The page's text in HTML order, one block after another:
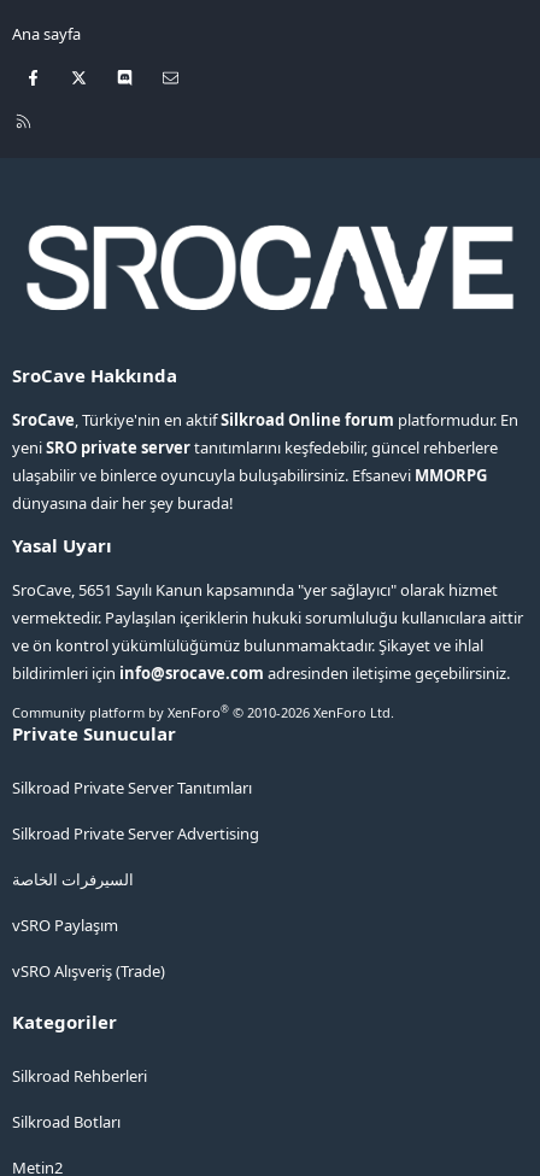
Ana sayfa
Facebook Discord
R
SroCave Hakkında
SroCave, Türkiye'nin en aktifSilkroad Online forum platformudur. En
yeniSRO private servertanıtımlarını keşfedebilir, güncel rehberlere
ulaşabilir ve binlerce oyuncuyla buluşabilirsiniz. Efsanevi MMORPG
dünyasına dair her şey burada!
Yasal Uyarı
SroCave, 5651 Sayılı Kanun kapsamında "yer sağlayıcı" olarak hizmet
vermektedir. Paylaşılan içeriklerin hukuki sorumluluğu kullanıcılara aittir
ve ön kontrol yükümlülüğümüz bulunmamaktadır. Şikayet ve ihlal
bildirimleri için info@srocave.com adresinden iletişime geçebilirsiniz.
Community platform by XenForo® © 2010-2026 XenForo Ltd.
Private Sunucular
Silkroad Private Server Tanıtımları
Silkroad Private Server Advertising
السيرفرات الخاصة
vSRO Paylaşım
vSRO Alışveriş (Trade)
Kategoriler
Silkroad Rehberleri
Silkroad Botları
Metin2